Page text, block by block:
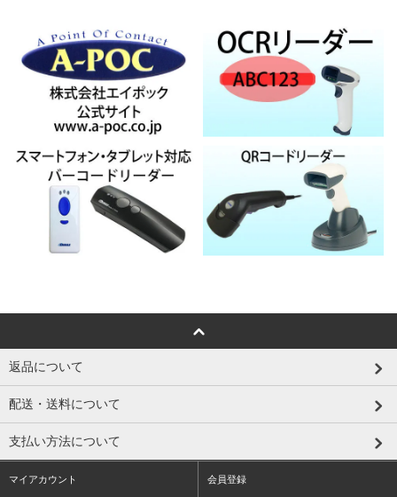
返品について
配送・送料について
支払い方法について
マイアカウント 会員登録